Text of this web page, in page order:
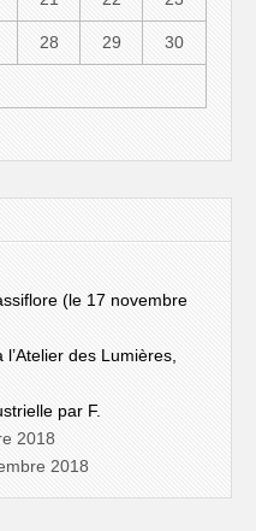
28 29 30
(le 17 novembre
des Lumières,
par F.
2018
2018